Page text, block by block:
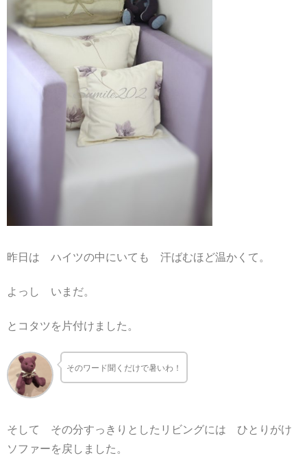
昨日は ハイツの中にいても 汗ばむほど温かくて。
よっし いまだ。
とコタツを片付けました。
そのワード聞くだけで暑いわ！
そして その分すっきりとしたリビングには ひとりがけ
ソファーを戻しました。